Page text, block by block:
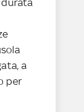
durata
a
per